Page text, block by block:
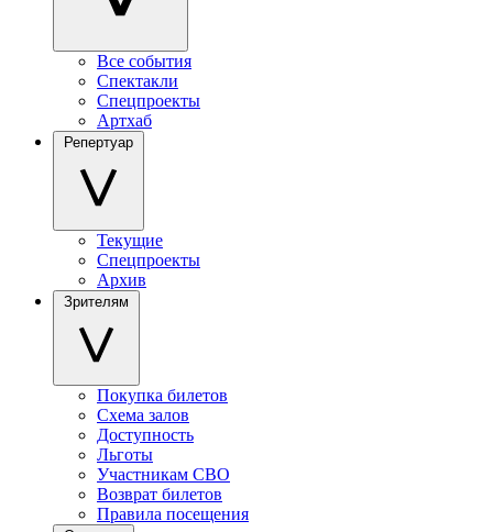
Все события
Спектакли
Спецпроекты
Артхаб
Репертуар
Текущие
Спецпроекты
Архив
Зрителям
Покупка билетов
Схема залов
Доступность
Льготы
Участникам СВО
Возврат билетов
Правила посещения